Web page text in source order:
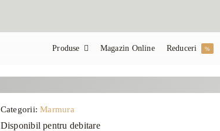
Produse Magazin Online Reduceri %
Categorii:Marmura
Disponibil pentru debitare